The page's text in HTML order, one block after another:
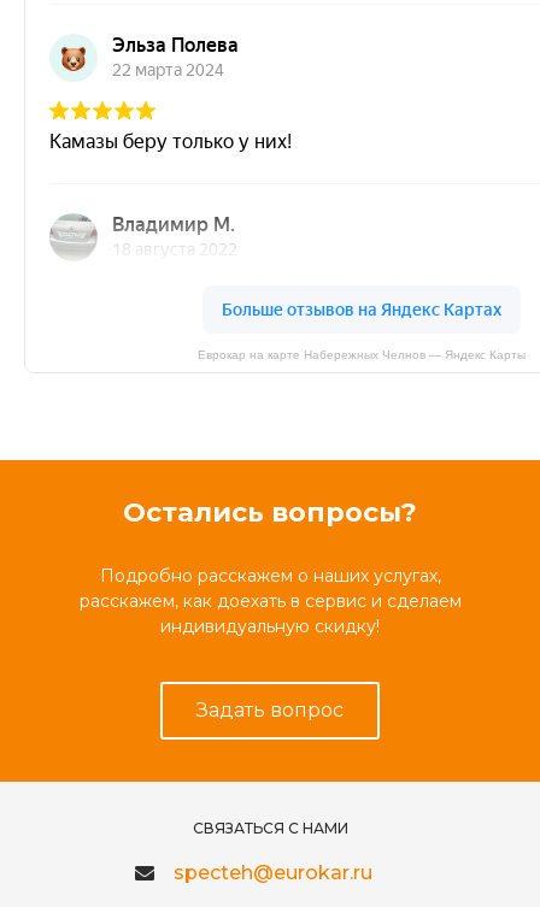
Еврокар на карте Набережных Челнов — Яндекс Карты
Остались вопросы?
Подробно расскажем о наших услугах,
расскажем, как доехать в сервис и сделаем
индивидуальную скидку!
Задать вопрос
СВЯЗАТЬСЯ С НАМИ
specteh@eurokar.ru